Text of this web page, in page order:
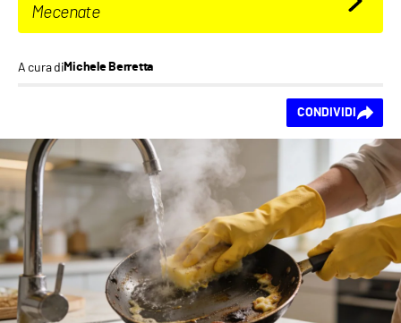
Mecenate
A cura diMichele Berretta
CONDIVIDI